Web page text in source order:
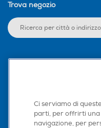
Trova negozio
Scarica la nostra app
Ci serviamo di
parti, per offrirti una
navigazione, per